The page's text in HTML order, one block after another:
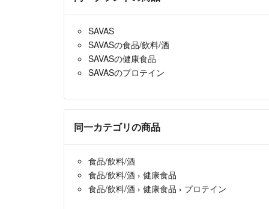
SAVAS
SAVASの食品/飲料/酒
SAVASの健康食品
SAVASのプロテイン
同一カテゴリの商品
食品/飲料/酒
食品/飲料/酒 › 健康食品
食品/飲料/酒 › 健康食品 › プロテイン